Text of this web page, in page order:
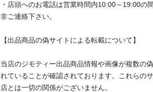
・店頭へのお電話は営業時間内10:00～19:00の
非ご連絡下さい。
【出品商品の偽サイトによる転載について】
当店のジモティー出品商品情報や画像が複数の
れていることが確認されております。これらの
店とは一切の関係がございません。